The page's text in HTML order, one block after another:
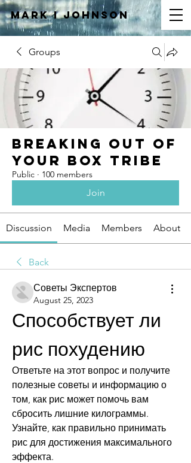
Mark IJOHNSON
Groups
Breaking Out of
Your Box Tribe
Public · 100 members
Join
Discussion Media Members About
Back
Советы Экспертов
August 25, 2023
Способствует ли
рис похудению
Ответьте на этот вопрос и получите
полезные советы и информацию о
том, как рис может помочь вам
сбросить лишние килограммы.
Узнайте, как правильно принимать
рис для достижения максимального
эффекта.